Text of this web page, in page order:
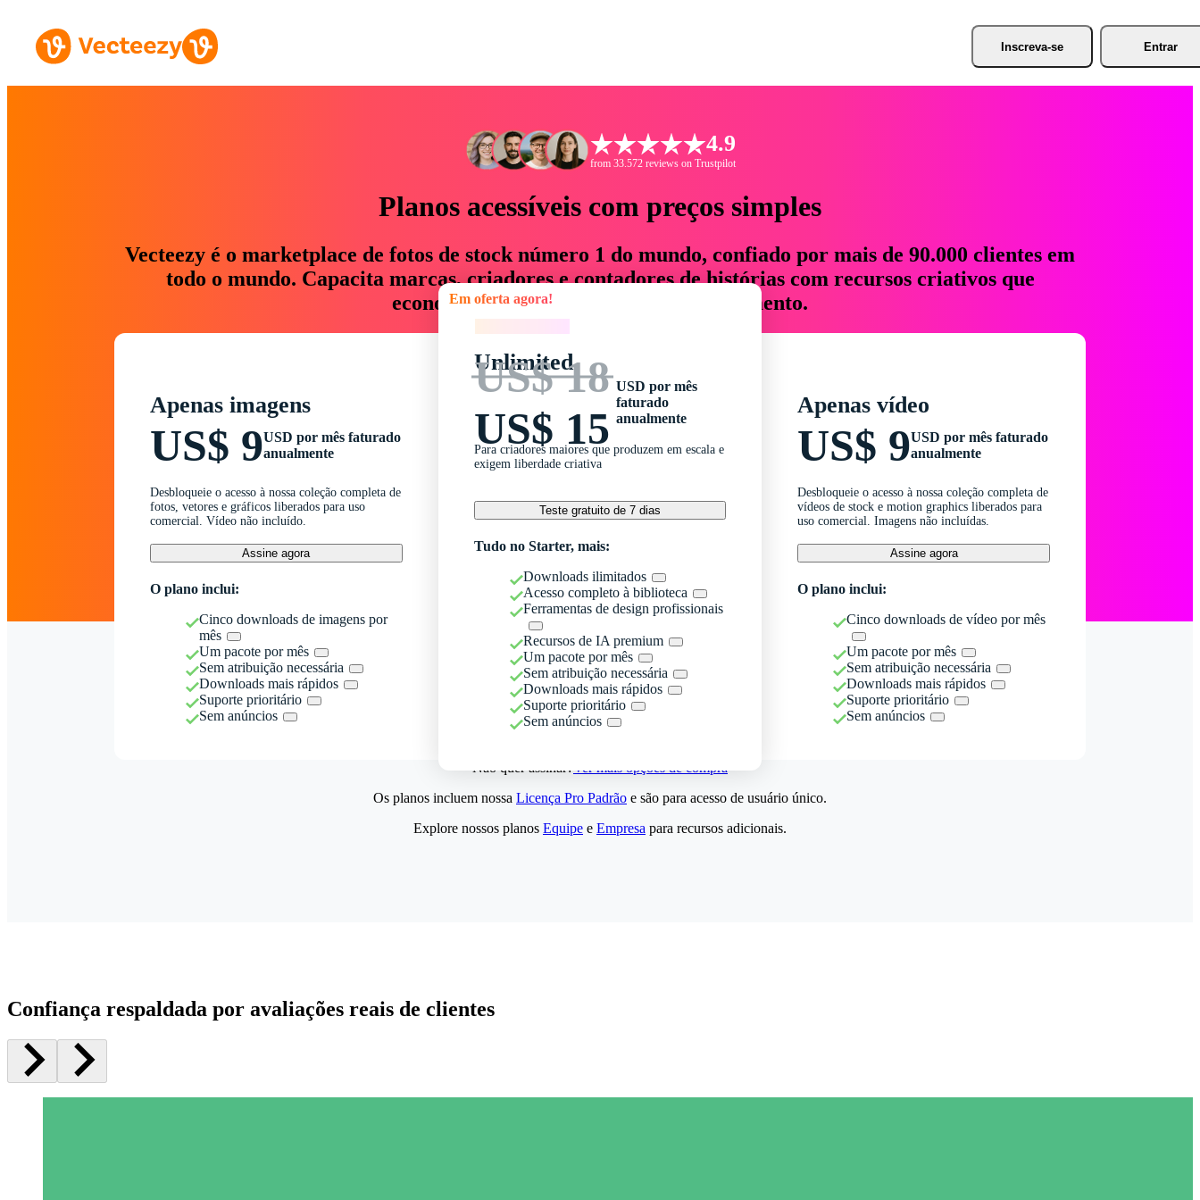
Inscreva-se Entrar
4.9
from 33.572 reviews on Trustpilot
Planos acessíveis com preços simples
Vecteezy é o marketplace de fotos de stock número 1 do mundo, confiado por mais de 90.000 clientes em
todo o mundo. Capacita marcas, criadores e contadores de histórias com recursos criativos que
economizam até 76% em tempo e orçamento.
Apenas imagens
US$ 9USD por mês faturado
anualmente
Desbloqueie o acesso à nossa coleção completa de
fotos, vetores e gráficos liberados para uso
comercial. Vídeo não incluído.
Assine agora
O plano inclui:
Cinco downloads de imagens por
mês
Um pacote por mês
Sem atribuição necessária
Downloads mais rápidos
Suporte prioritário
Sem anúncios
Em oferta agora!
Unlimited
US$ 18
US$ 15
USD por mês
faturado
anualmente
Para criadores maiores que produzem em escala e
exigem liberdade criativa
Teste gratuito de 7 dias
Tudo no Starter, mais:
Downloads ilimitados
Acesso completo à biblioteca
Ferramentas de design profissionais
Recursos de IA premium
Um pacote por mês
Sem atribuição necessária
Downloads mais rápidos
Suporte prioritário
Sem anúncios
Apenas vídeo
US$ 9USD por mês faturado
anualmente
Desbloqueie o acesso à nossa coleção completa de
vídeos de stock e motion graphics liberados para
uso comercial. Imagens não incluídas.
Assine agora
O plano inclui:
Cinco downloads de vídeo por mês
Um pacote por mês
Sem atribuição necessária
Downloads mais rápidos
Suporte prioritário
Sem anúncios
Não quer assinar?Ver mais opções de compra
Os planos incluem nossa Licença Pro Padrão e são para acesso de usuário único.
Explore nossos planos Equipe e Empresa para recursos adicionais.
Confiança respaldada por avaliações reais de clientes